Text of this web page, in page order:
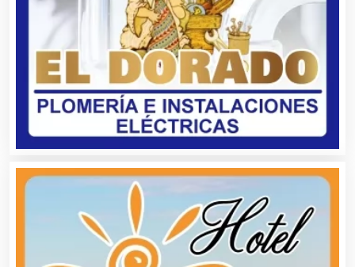
Artículos para Regalos
Artículos Personales
Artículos Publicitarios
Aseguradoras
Asesores Técnicos